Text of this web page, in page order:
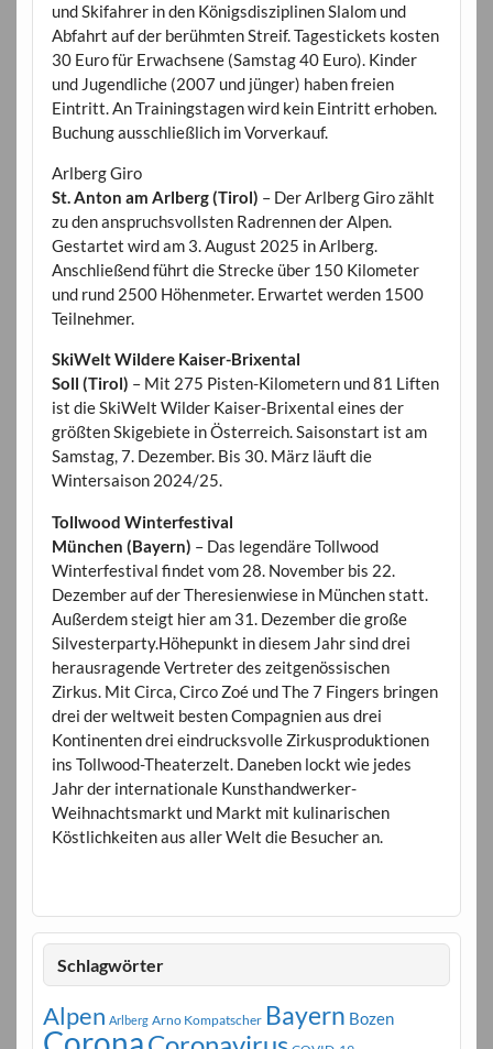
und Skifahrer in den Königsdisziplinen Slalom und
Abfahrt auf der berühmten Streif. Tagestickets kosten
30 Euro für Erwachsene (Samstag 40 Euro). Kinder
und Jugendliche (2007 und jünger) haben freien
Eintritt. An Trainingstagen wird kein Eintritt erhoben.
Buchung ausschließlich im Vorverkauf.
Arlberg Giro
St. Anton am Arlberg (Tirol) – Der Arlberg Giro zählt
zu den anspruchsvollsten Radrennen der Alpen.
Gestartet wird am 3. August 2025 in Arlberg.
Anschließend führt die Strecke über 150 Kilometer
und rund 2500 Höhenmeter. Erwartet werden 1500
Teilnehmer.
SkiWelt Wildere Kaiser-Brixental
Soll (Tirol) – Mit 275 Pisten-Kilometern und 81 Liften
ist die SkiWelt Wilder Kaiser-Brixental eines der
größten Skigebiete in Österreich. Saisonstart ist am
Samstag, 7. Dezember. Bis 30. März läuft die
Wintersaison 2024/25.
Tollwood Winterfestival
München (Bayern) – Das legendäre Tollwood
Winterfestival findet vom 28. November bis 22.
Dezember auf der Theresienwiese in München statt.
Außerdem steigt hier am 31. Dezember die große
Silvesterparty.Höhepunkt in diesem Jahr sind drei
herausragende Vertreter des zeitgenössischen
Zirkus. Mit Circa, Circo Zoé und The 7 Fingers bringen
drei der weltweit besten Compagnien aus drei
Kontinenten drei eindrucksvolle Zirkusproduktionen
ins Tollwood-Theaterzelt. Daneben lockt wie jedes
Jahr der internationale Kunsthandwerker-
Weihnachtsmarkt und Markt mit kulinarischen
Köstlichkeiten aus aller Welt die Besucher an.
Schlagwörter
Alpen Arlberg Arno Kompatscher Bayern Bozen